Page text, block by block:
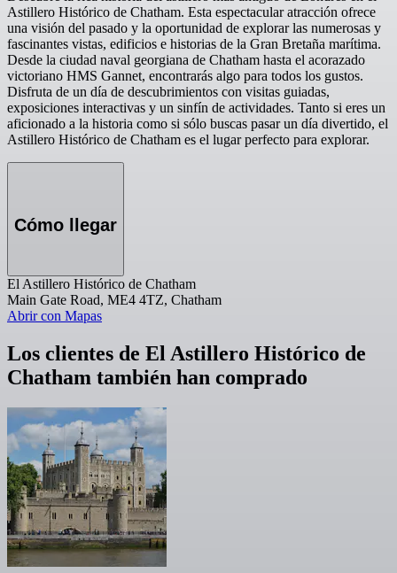
Astillero Histórico de Chatham. Esta espectacular atracción ofrece
una visión del pasado y la oportunidad de explorar las numerosas y
fascinantes vistas, edificios e historias de la Gran Bretaña marítima.
Desde la ciudad naval georgiana de Chatham hasta el acorazado
victoriano HMS Gannet, encontrarás algo para todos los gustos.
Disfruta de un día de descubrimientos con visitas guiadas,
exposiciones interactivas y un sinfín de actividades. Tanto si eres un
aficionado a la historia como si sólo buscas pasar un día divertido, el
Astillero Histórico de Chatham es el lugar perfecto para explorar.
Cómo llegar
El Astillero Histórico de Chatham
Main Gate Road, ME4 4TZ, Chatham
Abrir con Mapas
Los clientes de El Astillero Histórico de
Chatham también han comprado